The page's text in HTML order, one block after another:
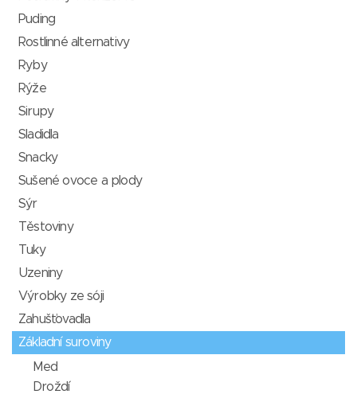
Puding
Rostlinné alternativy
Ryby
Rýže
Sirupy
Sladidla
Snacky
Sušené ovoce a plody
Sýr
Těstoviny
Tuky
Uzeniny
Výrobky ze sóji
Zahušťovadla
Základní suroviny
Med
Droždí